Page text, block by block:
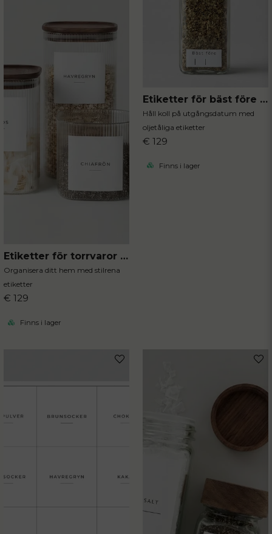
Etiketter för torrvaror 12st
Organisera ditt hem med stilrena
etiketter
€ 129
Finns i lager
Etiketter för bäst före datum 96st
Håll koll på utgångsdatum med
oljetåliga etiketter
€ 129
Finns i lager